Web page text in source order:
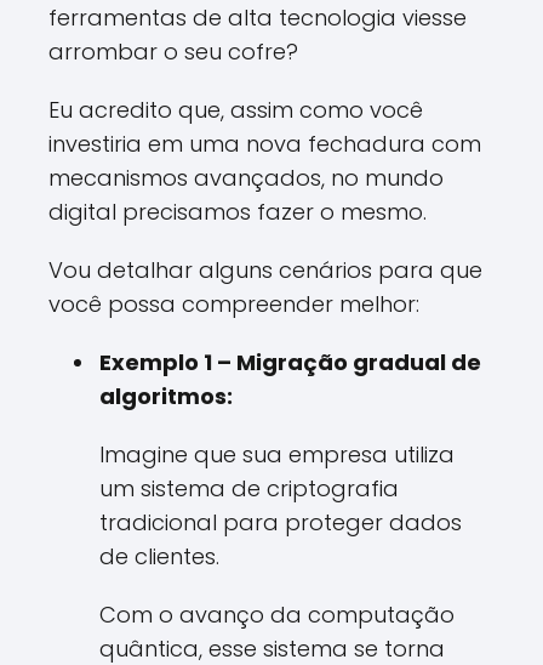
ferramentas de alta tecnologia viesse
arrombar o seu cofre?
Eu acredito que, assim como você
investiria em uma nova fechadura com
mecanismos avançados, no mundo
digital precisamos fazer o mesmo.
Vou detalhar alguns cenários para que
você possa compreender melhor:
Exemplo 1 – Migração gradual de
algoritmos:
Imagine que sua empresa utiliza
um sistema de criptografia
tradicional para proteger dados
de clientes.
Com o avanço da computação
quântica, esse sistema se torna